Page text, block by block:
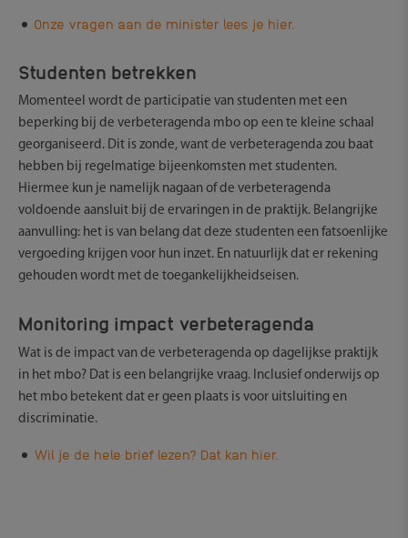
Onze vragen aan de minister lees je hier.
Studenten betrekken
Momenteel wordt de participatie van studenten met een
beperking bij de verbeteragenda mbo op een te kleine schaal
georganiseerd. Dit is zonde, want de verbeteragenda zou baat
hebben bij regelmatige bijeenkomsten met studenten.
Hiermee kun je namelijk nagaan of de verbeteragenda
voldoende aansluit bij de ervaringen in de praktijk. Belangrijke
aanvulling: het is van belang dat deze studenten een fatsoenlijke
vergoeding krijgen voor hun inzet. En natuurlijk dat er rekening
gehouden wordt met de toegankelijkheidseisen.
Monitoring impact verbeteragenda
Wat is de impact van de verbeteragenda op dagelijkse praktijk
in het mbo? Dat is een belangrijke vraag. Inclusief onderwijs op
het mbo betekent dat er geen plaats is voor uitsluiting en
discriminatie.
Wil je de hele brief lezen? Dat kan hier.